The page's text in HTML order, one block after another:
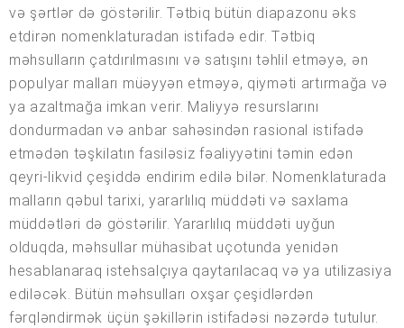
və şərtlər də göstərilir. Tətbiq bütün diapazonu əks
etdirən nomenklaturadan istifadə edir. Tətbiq
məhsulların çatdırılmasını və satışını təhlil etməyə, ən
populyar malları müəyyən etməyə, qiyməti artırmağa və
ya azaltmağa imkan verir. Maliyyə resurslarını
dondurmadan və anbar sahəsindən rasional istifadə
etmədən təşkilatın fasiləsiz fəaliyyətini təmin edən
qeyri-likvid çeşiddə endirim edilə bilər. Nomenklaturada
malların qəbul tarixi, yararlılıq müddəti və saxlama
müddətləri də göstərilir. Yararlılıq müddəti uyğun
olduqda, məhsullar mühasibat uçotunda yenidən
hesablanaraq istehsalçıya qaytarılacaq və ya utilizasiya
ediləcək. Bütün məhsulları oxşar çeşidlərdən
fərqləndirmək üçün şəkillərin istifadəsi nəzərdə tutulur.